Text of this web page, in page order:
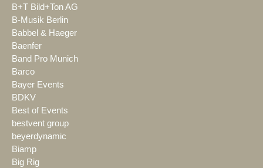
B+T Bild+Ton AG
B-Musik Berlin
Babbel & Haeger
Baenfer
Band Pro Munich
Barco
Bayer Events
BDKV
Best of Events
bestvent group
beyerdynamic
Biamp
Big Rig